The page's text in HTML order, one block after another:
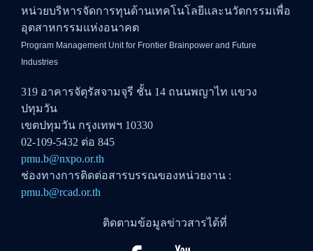
หน่วยบริหารจัดการทุนด้านเทคโนโลยีและนวัตกรรมเพื่อ
อุตสาหกรรมแห่งอนาคต
Program Management Unit for Frontier Brainpower and Future
Industries
319 อาคารจัตุรัสจามจุรี ชั้น 14 ถนนพญาไท แขวง
ปทุมวัน
เขตปทุมวัน กรุงเทพฯ 10330
02-109-5432 ต่อ 845
pmu.b@nxpo.or.th
ช่องทางการติดต่อสารบรรณของหน่วยงาน :
pmu.b@rcad.or.th
ติดตามข้อมูลข่าวสารได้ที่